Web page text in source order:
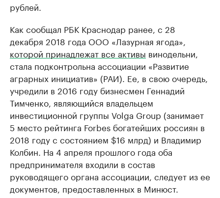
рублей.
Как сообщал РБК Краснодар ранее, с 28
декабря 2018 года ООО «Лазурная ягода»,
которой принадлежат все активы винодельни,
стала подконтрольна ассоциации «Развитие
аграрных инициатив» (РАИ). Ее, в свою очередь,
учредили в 2016 году бизнесмен Геннадий
Тимченко, являющийся владельцем
инвестиционной группы Volga Group (занимает
5 место рейтинга Forbes богатейших россиян в
2018 году с состоянием $16 млрд) и Владимир
Колбин. На 4 апреля прошлого года оба
предпринимателя входили в состав
руководящего органа ассоциации, следует из ее
документов, предоставленных в Минюст.